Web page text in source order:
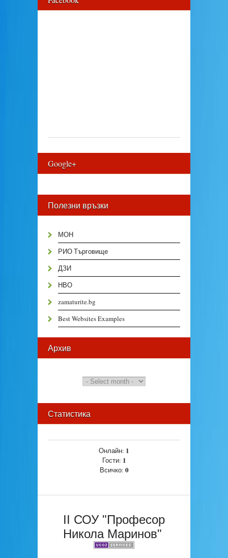
Google+
Полезни връзки
МОН
РИО Търговище
ДЗИ
НВО
zamaturite.bg
Best Websites Examples
Архив
Статистика
Онлайн: 1
Гости: 1
Всичко: 0
II СОУ "Професор
Никола Маринов"